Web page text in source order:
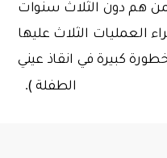
هم دون الثلاث سنوات
العمليات الثلاث عليها
كبيرة في انقاذ عيني
الطفلة ).